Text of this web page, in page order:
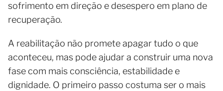
sofrimento em direção e desespero em plano de
recuperação.
A reabilitação não promete apagar tudo o que
aconteceu, mas pode ajudar a construir uma nova
fase com mais consciência, estabilidade e
dignidade. O primeiro passo costuma ser o mais